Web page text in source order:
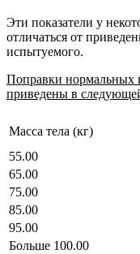
Эти показатели у
отличаться от
испытуемого.
Поправки нормальных
приведены в
Масса тела (кг)
55.00
65.00
75.00
85.00
95.00
Больше 100.00